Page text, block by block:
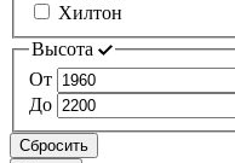
Хилтон
Высота
От
До
Сбросить